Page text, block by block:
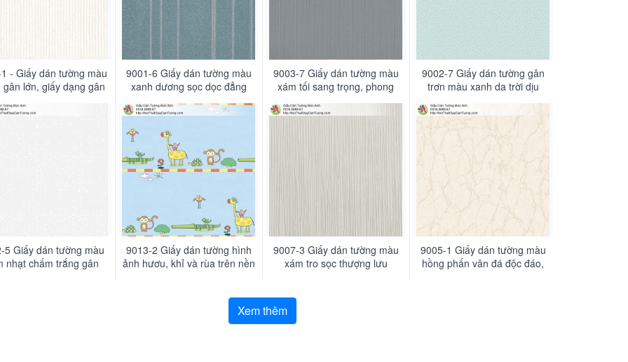
- Giấy dán tường màu
gân lớn, giấy dạng gân
trắng sữa
9001-6 Giấy dán tường màu
xanh dương sọc dọc đẳng
cấp, quý tộc
9003-7 Giấy dán tường màu
xám tối sang trọng, phong
cách Châu Âu
9002-7 Giấy dán tường gân
trơn màu xanh da trời dịu
5 Giấy dán tường màu
nhạt chấm trắng gân
9013-2 Giấy dán tường hình
ảnh hươu, khỉ và rùa trên nền
9007-3 Giấy dán tường màu
xám tro sọc thượng lưu
9005-1 Giấy dán tường màu
hồng phấn vân đá độc đáo,
Xem thêm